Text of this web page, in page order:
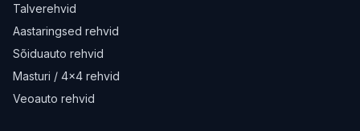
Talverehvid
Aastaringsed rehvid
Sõiduauto rehvid
Masturi / 4×4 rehvid
Veoauto rehvid